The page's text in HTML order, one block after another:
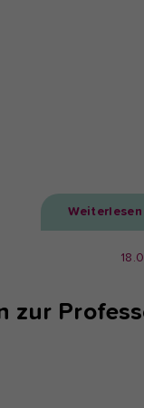
Weiterlesen
zur